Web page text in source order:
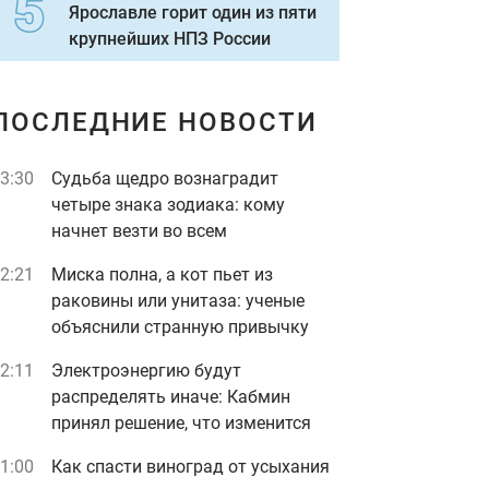
Ярославле горит один из пяти
крупнейших НПЗ России
НОВОСТИ
Судьба щедро вознаградит
четыре знака зодиака: кому
начнет везти во всем
Миска полна, а кот пьет из
раковины или унитаза: ученые
объяснили странную привычку
Электроэнергию будут
распределять иначе: Кабмин
принял решение, что изменится
Как спасти виноград от усыхания